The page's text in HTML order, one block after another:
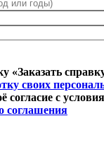
«Заказать
своих
согласие с
соглашения